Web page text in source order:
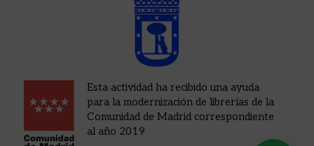
Esta actividad ha recibido una ayuda
para la modernización de librerías de la
Comunidad de Madrid correspondiente
al año 2019